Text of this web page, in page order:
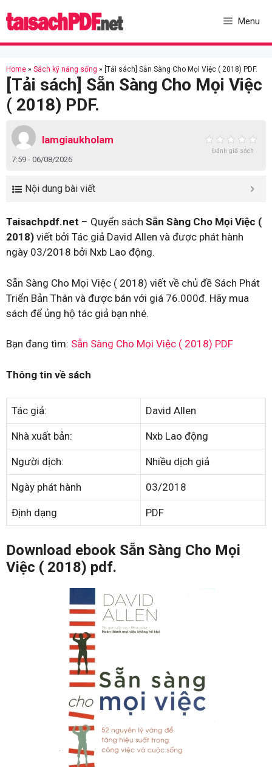
to
Menu
Home » Sách kỹ năng sống » [Tải sách] Sẵn Sàng Cho Mọi Việc ( 2018) PDF.
[Tải sách] Sẵn Sàng Cho Mọi Việc
( 2018) PDF.
lamgiaukholam
7:59 - 06/08/2026
Đánh giá sách
Nội dung bài viết
Taisachpdf.net – Quyển sách Sẵn Sàng Cho Mọi Việc (
2018) viết bởi Tác giả David Allen và được phát hành
ngày 03/2018 bởi Nxb Lao động.
Sẵn Sàng Cho Mọi Việc ( 2018) viết về chủ đề Sách Phát
Triển Bản Thân và được bán với giá 76.000đ. Hãy mua
sách để ủng hộ tác giả bạn nhé.
Bạn đang tìm: Sẵn Sàng Cho Mọi Việc ( 2018) PDF
Thông tin về sách
Tác giả: David Allen
Nhà xuất bản: Nxb Lao động
Người dịch: Nhiều dịch giả
Ngày phát hành 03/2018
Định dạng PDF
Download ebook Sẵn Sàng Cho Mọi
Việc ( 2018) pdf.